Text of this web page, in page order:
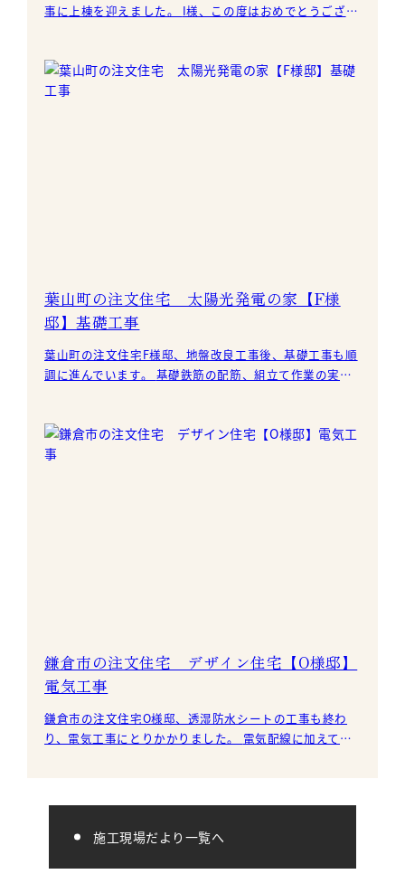
事に上棟を迎えました。 I様、この度はおめでとうござい
葉山町の注文住宅 太陽光発電の家【F様
邸】基礎工事
葉山町の注文住宅F様邸、地盤改良工事後、基礎工事も順
調に進んでいます。 基礎鉄筋の配筋、組立て作業の実施
鎌倉市の注文住宅 デザイン住宅【O様邸】
電気工事
鎌倉市の注文住宅O様邸、透湿防水シートの工事も終わ
り、電気工事にとりかかりました。 電気配線に加えて、
施工現場だより一覧へ